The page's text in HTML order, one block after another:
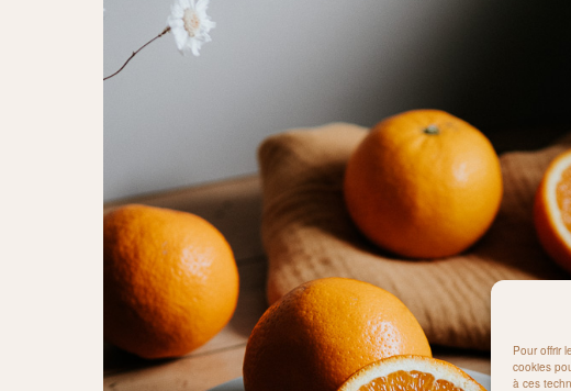
Pour offrir
cookies
à ces